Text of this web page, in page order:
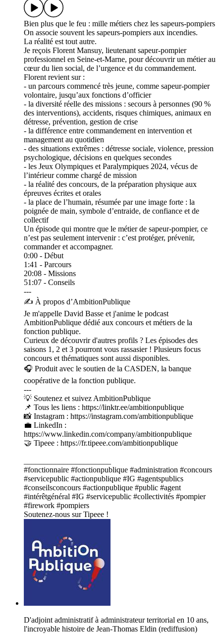
Bien plus que le feu : mille métiers chez les sapeurs-pompiers
On associe souvent les sapeurs-pompiers aux incendies.
La réalité est tout autre.
Je reçois Florent Mansuy, lieutenant sapeur-pompier
professionnel en Seine-et-Marne, pour découvrir un métier au
cœur du lien social, de l’urgence et du commandement.
Florent revient sur :
- un parcours commencé très jeune, comme sapeur-pompier
volontaire, jusqu’aux fonctions d’officier
- la diversité réelle des missions : secours à personnes (90 %
des interventions), accidents, risques chimiques, animaux en
détresse, prévention, gestion de crise
- la différence entre commandement en intervention et
management au quotidien
- des situations extrêmes : détresse sociale, violence, pression
psychologique, décisions en quelques secondes
- les Jeux Olympiques et Paralympiques 2024, vécus de
l’intérieur comme chargé de mission
- la réalité des concours, de la préparation physique aux
épreuves écrites et orales
- la place de l’humain, résumée par une image forte : la
poignée de main, symbole d’entraide, de confiance et de
collectif
Un épisode qui montre que le métier de sapeur-pompier, ce
n’est pas seulement intervenir : c’est protéger, prévenir,
commander et accompagner.
0:00 - Début
1:41 - Parcours
20:08 - Missions
51:07 - Conseils
---
✍️ À propos d’AmbitionPublique
Je m'appelle David Basse et j'anime le podcast
AmbitionPublique dédié aux concours et métiers de la
fonction publique.
Curieux de découvrir d'autres profils ? Les épisodes des
saisons 1, 2 et 3 pourront vous rassasier ! Plusieurs focus
concours et thématiques sont aussi disponibles.
🎧 Produit avec le soutien de la CASDEN, la banque
coopérative de la fonction publique.
---
💡 Soutenez et suivez AmbitionPublique
📌 Tous les liens : https://linktr.ee/ambitionpublique
📸 Instagram : https://instagram.com/ambitionpublique
💼 LinkedIn :
https://www.linkedin.com/company/ambitionpublique
🤝 Tipeee : https://fr.tipeee.com/ambitionpublique
#fonctionnaire #fonctionpublique #administration #concours
#servicepublic #actionpublique #IG #agentspublics
#conseilsconcours #actionpublique #public #agent
#intérêtgénéral #IG #servicepublic #collectivités #pompier
#firework #pompiers
Soutenez-nous sur Tipeee !
D'adjoint administratif à administrateur territorial en 10 ans,
l'incroyable histoire de Jean-Thomas Eldin (rediffusion)